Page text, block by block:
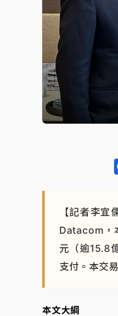
【記者李
Datacom，
元（逾15.8
支付。本交
本文大綱